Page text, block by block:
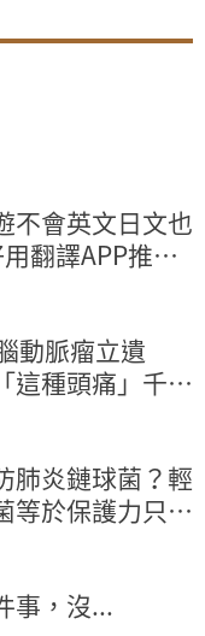
不會英文日文也
翻譯APP推
動脈瘤立遺
這種頭痛」千萬
肺炎鏈球菌？輕
等於保護力只做
事，沒...